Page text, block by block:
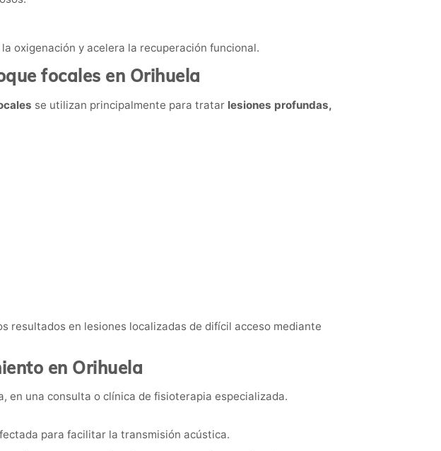
la oxigenación y acelera la recuperación funcional.
focales en Orihuela
se utilizan principalmente para tratar lesiones profundas,
resultados en lesiones localizadas de difícil acceso mediante
en Orihuela
en una consulta o clínica de fisioterapia especializada.
para facilitar la transmisión acústica.